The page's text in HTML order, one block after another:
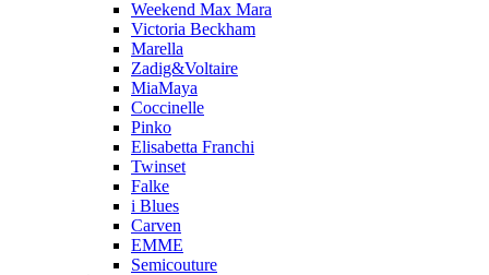
Weekend Max Mara
Victoria Beckham
Marella
Zadig&Voltaire
MiaMaya
Coccinelle
Pinko
Elisabetta Franchi
Twinset
Falke
i Blues
Carven
EMME
Semicouture